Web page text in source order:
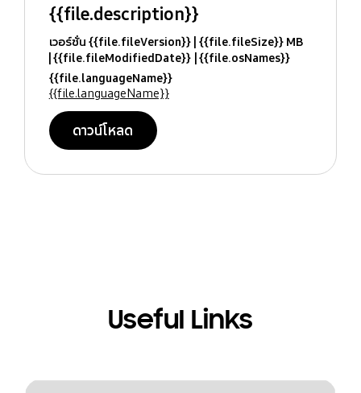
{{file.description}}
เวอร์ชั่น {{file.fileVersion}} {{file.fileSize}} MB
{{file.fileModifiedDate}} {{file.osNames}}
{{file.languageName}}
{{file.languageName}}
ดาวน์โหลด
Useful Links